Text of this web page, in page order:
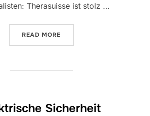
Therasuisse ist stolz …
READ MORE
Sicherheit